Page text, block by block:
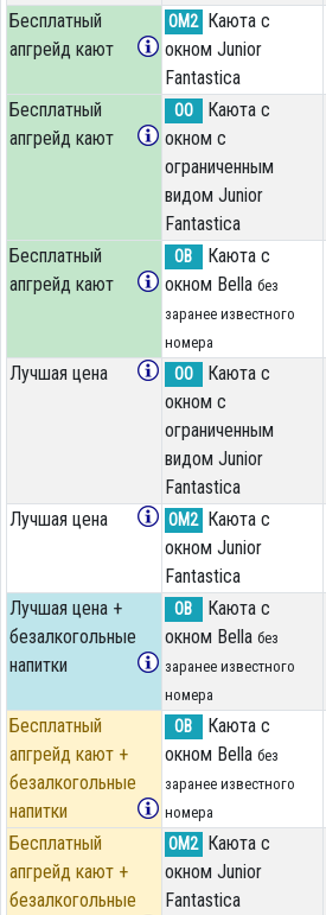
Бесплатный
апгрейд кают
OM2 Каюта с
окном Junior
Fantastica
Бесплатный
апгрейд кают
OO
Каюта с
окном с
ограниченным
видом Junior
Fantastica
Бесплатный
апгрейд кают
OB
Каюта с
окном Bella без
заранее известного
номера
Лучшая цена OO
Каюта с
окном с
ограниченным
видом Junior
Fantastica
Лучшая цена OM2 Каюта с
окном Junior
Fantastica
Лучшая цена +
безалкогольные
напитки
OB
Каюта с
окном Bella без
заранее известного
номера
Бесплатный
апгрейд кают +
безалкогольные
напитки
OB
Каюта с
окном Bella без
заранее известного
номера
Бесплатный
апгрейд кают +
безалкогольные
OM2 Каюта с
окном Junior
Fantastica